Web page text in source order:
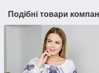
Подібні товари